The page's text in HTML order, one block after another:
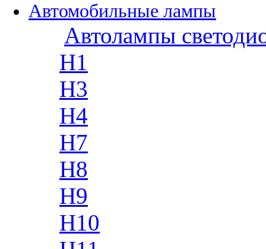
Автомобильные лампы
Автолампы
H1
H3
H4
H7
H8
H9
H10